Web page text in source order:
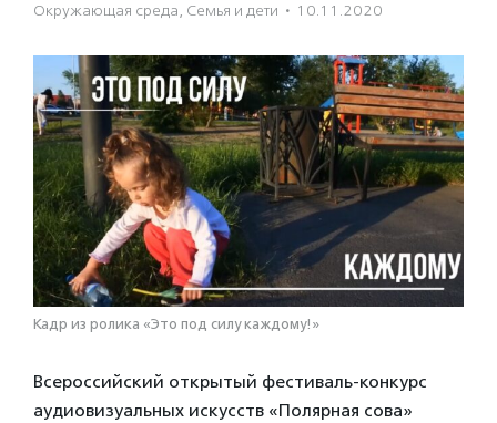
Окружающая среда, Семья и дети · 10.11.2020
Кадр из ролика «Это под силу каждому!»
Всероссийский открытый фестиваль-конкурс
аудиовизуальных искусств «Полярная сова»